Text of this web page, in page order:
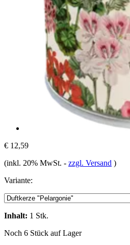
€ 12,59
(inkl. 20% MwSt. - zzgl. Versand )
Variante:
Inhalt: 1 Stk.
Noch 6 Stück auf Lager